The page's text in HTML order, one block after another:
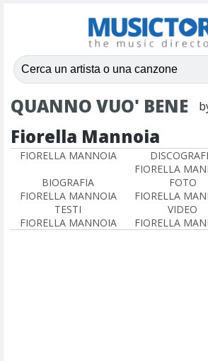
QUANNO VUO' BENE
Fiorella Mannoia
FIORELLA MANNOIA
FIORELLA
BIOGRAFIA
FIORELLA MANNOIA
FOTO
FIORELLA
TESTI
FIORELLA MANNOIA
VIDEO
FIORELLA